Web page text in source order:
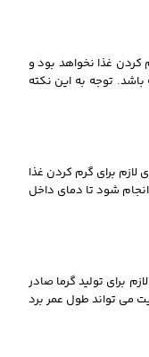
کردن غذا نخواهد بود و
توجه به این نکته
برای گرم کردن غذا
شود تا دمای داخل
برای تولید گرما صادر
می‌ تواند طول عمر برد